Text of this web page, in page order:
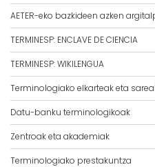
AETER-eko bazkideen azken
TERMINESP: ENCLAVE DE CIENCIA
TERMINESP: WIKILENGUA
Terminologiako elkarteak eta
Datu-banku terminologikoak
Zentroak eta akademiak
Terminologiako prestakuntza